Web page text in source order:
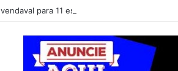
para 11 estados